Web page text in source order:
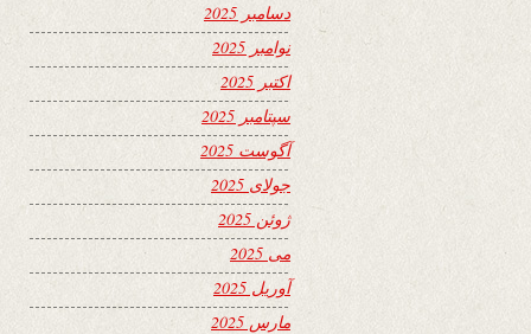
دسامبر 2025
نوامبر 2025
اکتبر 2025
سپتامبر 2025
آگوست 2025
جولای 2025
ژوئن 2025
می 2025
آوریل 2025
مارس 2025